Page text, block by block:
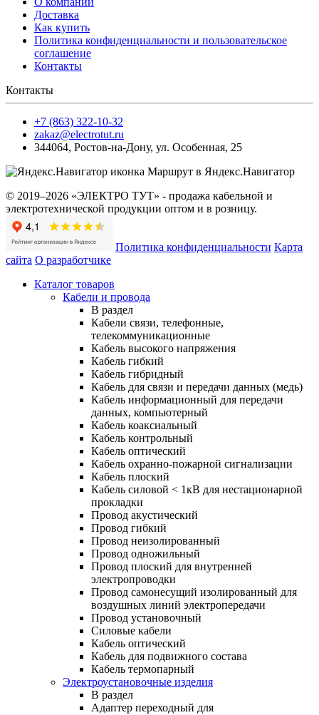
Доставка
Как купить
Политика конфиденциальности и пользовательское
соглашение
Контакты
Контакты
+7 (863) 322-10-32
zakaz@electrotut.ru
344064, Ростов-на-Дону, ул. Особенная, 25
Маршрут в Яндекс.Навигатор
© 2019–2026 «ЭЛЕКТРО ТУТ» - продажа кабельной и
электротехнической продукции оптом и в розницу.
Политика конфиденциальности Карта
сайта О разработчике
Каталог товаров
Кабели и провода
В раздел
Кабели связи, телефонные,
телекоммуникационные
Кабель высокого напряжения
Кабель гибкий
Кабель гибридный
Кабель для связи и передачи данных (медь)
Кабель информационный для передачи
данных, компьютерный
Кабель коаксиальный
Кабель контрольный
Кабель оптический
Кабель охранно-пожарной сигнализации
Кабель плоский
Кабель силовой < 1кВ для нестационарной
прокладки
Провод акустический
Провод гибкий
Провод неизолированный
Провод одножильный
Провод плоский для внутренней
электропроводки
Провод самонесущий изолированный для
воздушных линий электропередачи
Провод установочный
Силовые кабели
Кабель оптический
Кабель для подвижного состава
Кабель термопарный
Электроустановочные изделия
В раздел
Адаптер переходный для